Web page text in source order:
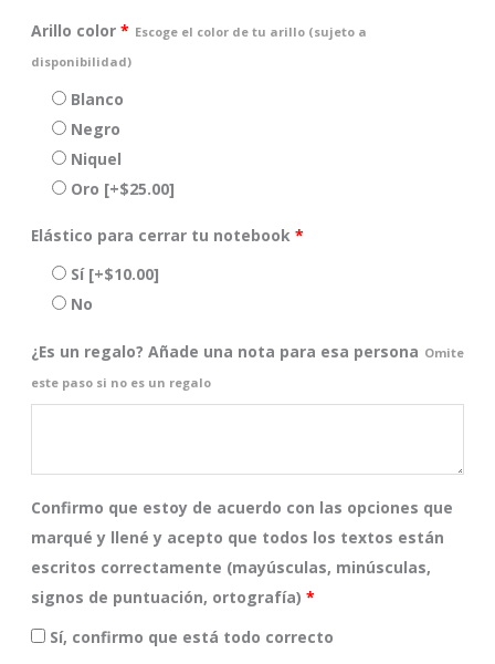
Arillo color * Escoge el color de tu arillo (sujeto a
disponibilidad)
Blanco
Negro
Niquel
Oro [+$25.00]
Elástico para cerrar tu notebook *
Sí [+$10.00]
No
¿Es un regalo? Añade una nota para esa persona Omite
este paso si no es un regalo
Confirmo que estoy de acuerdo con las opciones que
marqué y llené y acepto que todos los textos están
escritos correctamente (mayúsculas, minúsculas,
signos de puntuación, ortografía) *
Sí, confirmo que está todo correcto